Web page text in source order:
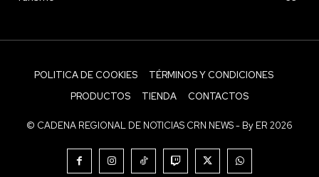
POLITICA DE COOKIES
TÉRMINOS Y CONDICIONES
PRODUCTOS
TIENDA CONTACTOS
© CADENA REGIONAL DE NOTICIAS CRN NEWS - By ER 2026